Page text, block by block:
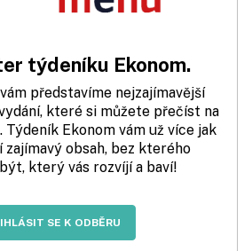
týdeníku Ekonom.
představíme nejzajímavější
které si můžete přečíst na
Týdeník Ekonom vám už více jak
obsah, bez kterého
který vás rozvíjí a baví!
SE K ODBĚRU